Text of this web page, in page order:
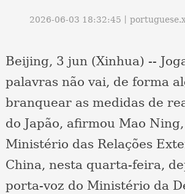
2026-06-03 18:32:45丨
Beijing, 3 jun (Xinhua) --
palavras não vai, de forma
branquear as medidas de
do Japão, afirmou Mao
Ministério das Relações
China, nesta quarta-feira,
porta-voz do Ministério da